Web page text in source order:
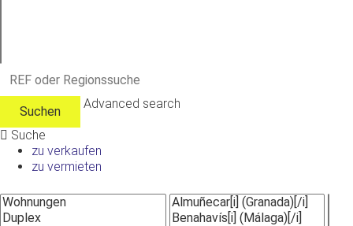
Advanced search
Suche
zu verkaufen
zu vermieten